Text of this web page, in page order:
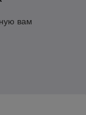
вам